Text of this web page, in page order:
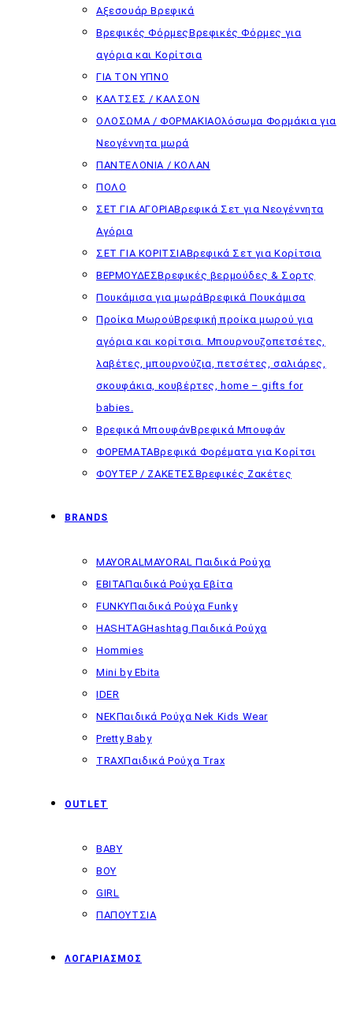
Αξεσουάρ Βρεφικά
Βρεφικές ΦόρμεςΒρεφικές Φόρμες για
αγόρια και Κορίτσια
ΓΙΑ ΤΟΝ ΥΠΝΟ
ΚΑΛΤΣΕΣ / ΚΑΛΣΟΝ
ΟΛΟΣΩΜΑ / ΦΟΡΜΑΚΙΑΟλόσωμα Φορμάκια για
Νεογέννητα μωρά
ΠΑΝΤΕΛΟΝΙΑ / ΚΟΛΑΝ
ΠΟΛΟ
ΣΕΤ ΓΙΑ ΑΓΟΡΙΑΒρεφικά Σετ για Νεογέννητα
Αγόρια
ΣΕΤ ΓΙΑ ΚΟΡΙΤΣΙΑΒρεφικά Σετ για Κορίτσια
ΒΕΡΜΟΥΔΕΣΒρεφικές βερμούδες & Σορτς
Πουκάμισα για μωράΒρεφικά Πουκάμισα
Προίκα ΜωρούΒρεφική προίκα μωρού για
αγόρια και κορίτσια. Μπουρνουζοπετσέτες,
λαβέτες, μπουρνούζια, πετσέτες, σαλιάρες,
σκουφάκια, κουβέρτες, home – gifts for
babies.
Βρεφικά ΜπουφάνΒρεφικά Μπουφάν
ΦΟΡΕΜΑΤΑΒρεφικά Φορέματα για Κορίτσι
ΦΟΥΤΕΡ / ΖΑΚΕΤΕΣΒρεφικές Ζακέτες
BRANDS
MAYORALMAYORAL Παιδικά Ρούχα
EBITAΠαιδικά Ρούχα Εβίτα
FUNKYΠαιδικά Ρούχα Funky
HASHTAGHashtag Παιδικά Ρούχα
Hommies
Mini by Ebita
IDER
NEKΠαιδικά Ρούχα Nek Kids Wear
Pretty Baby
TRAXΠαιδικά Ρούχα Trax
OUTLET
BABY
BOY
GIRL
ΠΑΠΟΥΤΣΙΑ
ΛΟΓΑΡΙΑΣΜΟΣ